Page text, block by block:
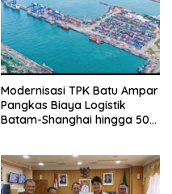
Modernisasi TPK Batu Ampar
Pangkas Biaya Logistik
Batam-Shanghai hingga 50